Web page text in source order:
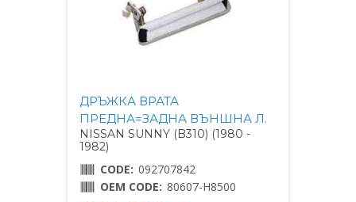
ДРЪЖКА ВРАТА
ПРЕДНА=ЗАДНА ВЪНШНА Л.
NISSAN SUNNY (B310) (1980 -
1982)
CODE: 092707842
OEM CODE: 80607-H8500